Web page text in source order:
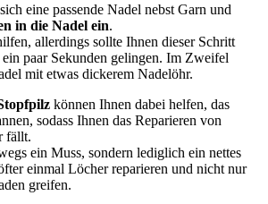
eine passende Nadel nebst Garn und
in die Nadel ein.
allerdings sollte Ihnen dieser Schritt
paar Sekunden gelingen. Im Zweifel
mit etwas dickerem Nadelöhr.
können Ihnen dabei helfen, das
sodass Ihnen das Reparieren von
fällt.
ein Muss, sondern lediglich ein nettes
einmal Löcher reparieren und nicht nur
greifen.